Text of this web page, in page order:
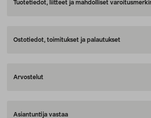
Tuotetiedot, liitteet ja mahdolliset
Ostotiedot, toimitukset ja palautukset
Arvostelut
Asiantuntija vastaa